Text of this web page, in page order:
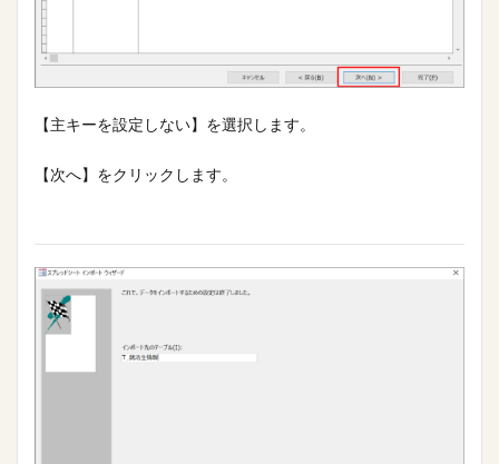
【主キーを設定しない】を選択します。
【次へ】をクリックします。